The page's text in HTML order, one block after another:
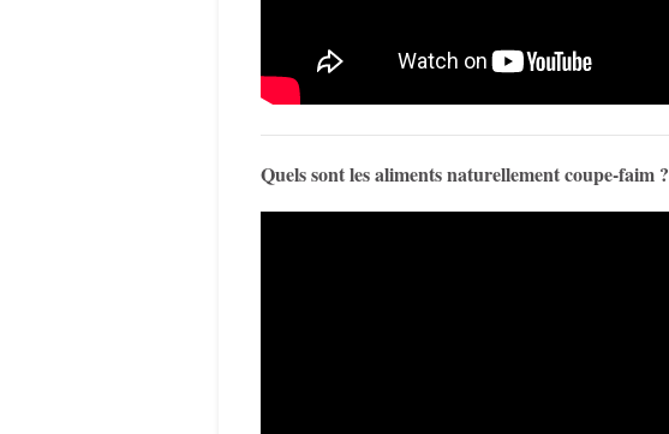
Quels sont les aliments naturellement coupe-faim ?